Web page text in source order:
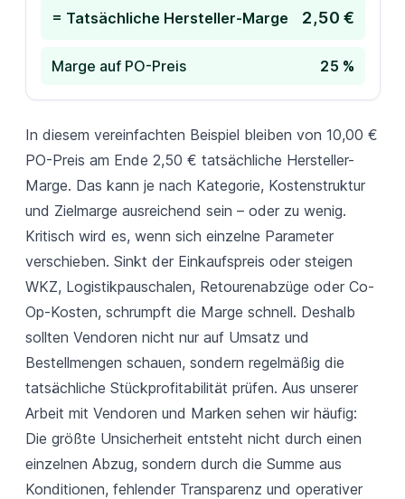
= Tatsächliche Hersteller-Marge 2,50 €
Marge auf PO-Preis 25 %
In diesem vereinfachten Beispiel bleiben von 10,00 €
PO-Preis am Ende 2,50 € tatsächliche Hersteller-
Marge. Das kann je nach Kategorie, Kostenstruktur
und Zielmarge ausreichend sein – oder zu wenig.
Kritisch wird es, wenn sich einzelne Parameter
verschieben. Sinkt der Einkaufspreis oder steigen
WKZ, Logistikpauschalen, Retourenabzüge oder Co-
Op-Kosten, schrumpft die Marge schnell. Deshalb
sollten Vendoren nicht nur auf Umsatz und
Bestellmengen schauen, sondern regelmäßig die
tatsächliche Stückprofitabilität prüfen. Aus unserer
Arbeit mit Vendoren und Marken sehen wir häufig:
Die größte Unsicherheit entsteht nicht durch einen
einzelnen Abzug, sondern durch die Summe aus
Konditionen, fehlender Transparenz und operativer